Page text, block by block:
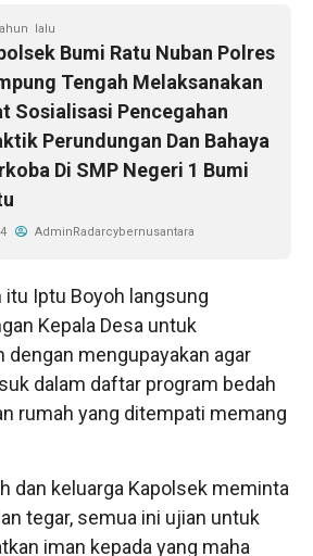
lalu
Bumi Ratu Nuban Polres
Tengah Melaksanakan
Sosialisasi Pencegahan
Perundungan Dan Bahaya
Di SMP Negeri 1 Bumi
AdminRadarcybernusantara
itu Iptu Boyoh langsung
Kepala Desa untuk
dengan mengupayakan agar
dalam daftar program bedah
rumah yang ditempati memang
dan keluarga Kapolsek meminta
tegar, semua ini ujian untuk
iman kepada yang maha